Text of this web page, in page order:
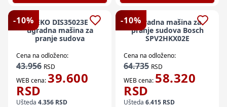
-10%BEKO DIS35023E
ugradna mašina za
pranje sudova
Cena na odloženo:
43.956 RSD
WEB cena:39.600
RSD
Ušteda 4.356 RSD
-10%
Ugradna mašina za
pranje sudova Bosch
SPV2HKX02E
Cena na odloženo:
64.735 RSD
WEB cena: 58.320
RSD
Ušteda 6.415 RSD